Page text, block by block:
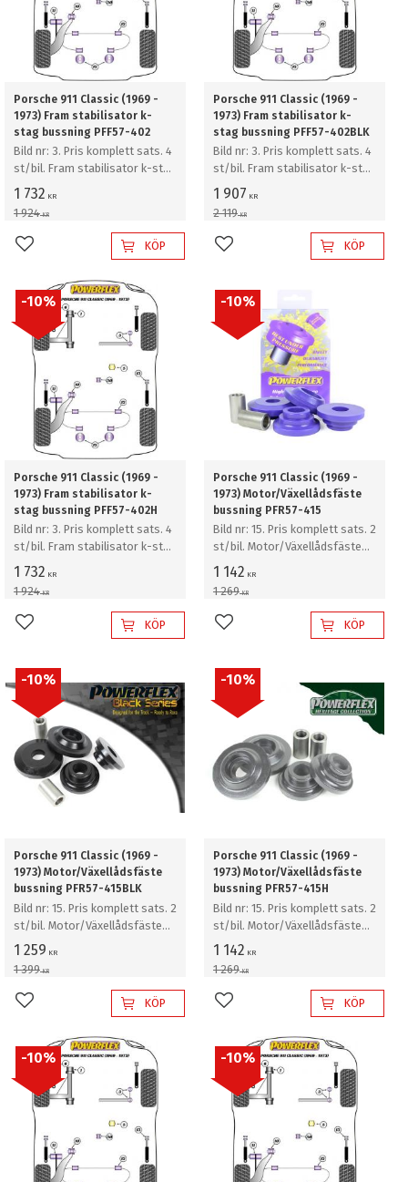
Porsche 911 Classic (1969 -
1973) Fram stabilisator k-
stag bussning PFF57-402
Bild nr: 3. Pris komplett sats. 4
st/bil. Fram stabilisator k-stag
bussning
1 732 KR
1 924KR
Lägg till i favoriterKÖP
Porsche 911 Classic (1969 -
1973) Fram stabilisator k-
stag bussning PFF57-402BLK
Bild nr: 3. Pris komplett sats. 4
st/bil. Fram stabilisator k-stag
bussning
1 907 KR
2 119KR
Lägg till i favoriterKÖP
Porsche 911 Classic (1969 -
1973) Fram stabilisator k-
stag bussning PFF57-402H
Bild nr: 3. Pris komplett sats. 4
st/bil. Fram stabilisator k-stag
bussning
1 732 KR
1 924KR
10%
Lägg till i favoriterKÖP
Porsche 911 Classic (1969 -
1973) Motor/Växellådsfäste
bussning PFR57-415
Bild nr: 15. Pris komplett sats. 2
st/bil. Motor/Växellådsfäste
bussning
1 142 KR
1 269KR
10%
Lägg till i favoriterKÖP
Porsche 911 Classic (1969 -
1973) Motor/Växellådsfäste
bussning PFR57-415BLK
Bild nr: 15. Pris komplett sats. 2
st/bil. Motor/Växellådsfäste
bussning
1 259 KR
1 399KR
10%
Lägg till i favoriterKÖP
Porsche 911 Classic (1969 -
1973) Motor/Växellådsfäste
bussning PFR57-415H
Bild nr: 15. Pris komplett sats. 2
st/bil. Motor/Växellådsfäste
bussning
1 142 KR
1 269KR
10%
Lägg till i favoriterKÖP
10% 10%